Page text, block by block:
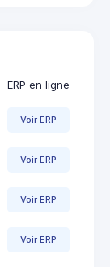
ERP en ligne
Voir ERP
Voir ERP
Voir ERP
Voir ERP